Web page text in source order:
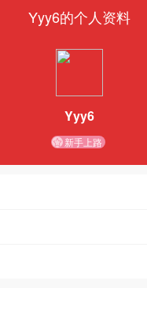
Yyy6的个人资料
Yyy6
新手上路